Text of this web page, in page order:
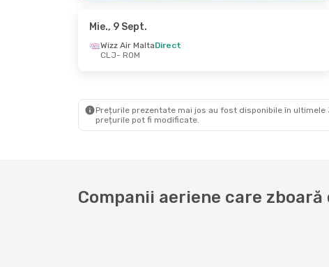
- Joi, 24 Sept.
ROM - CLJ
Mie., 9 Sept.
Wizz Air MaltaDirect
CLJ- ROM
Prețurile prezentate mai jos au fost disponibile în
prețurile pot fi modificate.
Companii aeriene care zboară